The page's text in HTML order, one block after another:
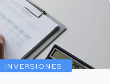
INVERSIONES